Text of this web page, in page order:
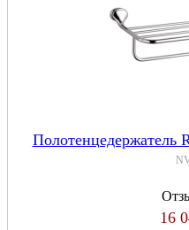
Полотенцедержатель
16